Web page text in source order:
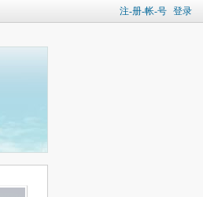
注-册-帐-号 登录